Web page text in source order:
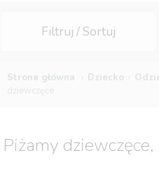
Filtruj / Sortuj
Strona główna Dziecko
dziewczęce
Piżamy